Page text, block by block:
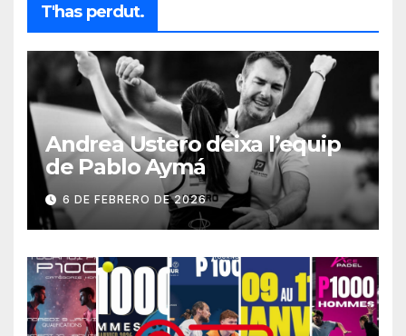
T'has perdut.
Andrea Ustero deixa l’equip
de Pablo Aymá
6 DE FEBRERO DE 2026